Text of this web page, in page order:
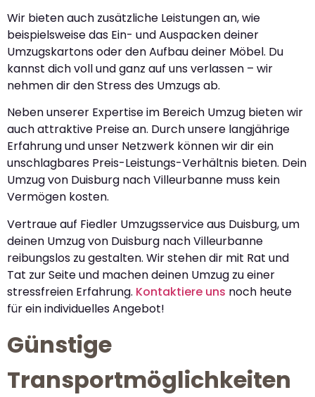
Wir bieten auch zusätzliche Leistungen an, wie
beispielsweise das Ein- und Auspacken deiner
Umzugskartons oder den Aufbau deiner Möbel. Du
kannst dich voll und ganz auf uns verlassen – wir
nehmen dir den Stress des Umzugs ab.
Neben unserer Expertise im Bereich Umzug bieten wir
auch attraktive Preise an. Durch unsere langjährige
Erfahrung und unser Netzwerk können wir dir ein
unschlagbares Preis-Leistungs-Verhältnis bieten. Dein
Umzug von Duisburg nach Villeurbanne muss kein
Vermögen kosten.
Vertraue auf Fiedler Umzugsservice aus Duisburg, um
deinen Umzug von Duisburg nach Villeurbanne
reibungslos zu gestalten. Wir stehen dir mit Rat und
Tat zur Seite und machen deinen Umzug zu einer
stressfreien Erfahrung. Kontaktiere uns noch heute
für ein individuelles Angebot!
Günstige
Transportmöglichkeiten